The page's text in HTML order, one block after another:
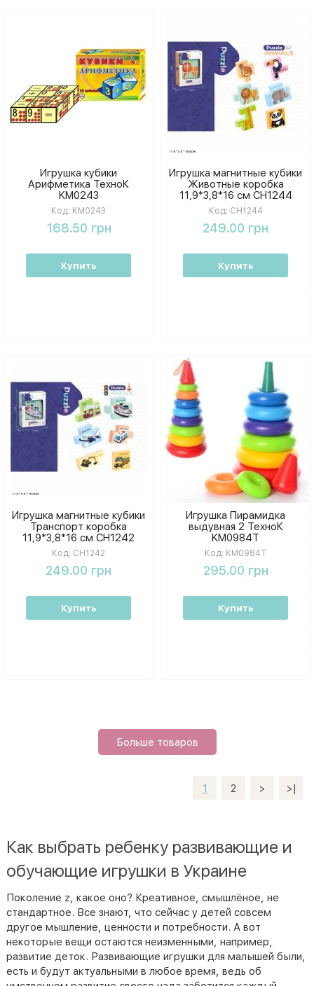
Игрушка кубики
Арифметика ТехноК
KM0243
Код: KM0243
168.50 грн
Купить
Игрушка магнитные кубики
Животные коробка
11,9*3,8*16 см CH1244
Код: CH1244
249.00 грн
Купить
Игрушка магнитные кубики
Транспорт коробка
11,9*3,8*16 см CH1242
Код: CH1242
249.00 грн
Купить
Игрушка Пирамидка
выдувная 2 ТехноК
KM0984T
Код: KM0984T
295.00 грн
Купить
Больше товаров
1 2 > >|
Как выбрать ребенку развивающие и
обучающие игрушки в Украине
Поколение z, какое оно? Креативное, смышлёное, не
стандартное. Все знают, что сейчас у детей совсем
другое мышление, ценности и потребности. А вот
некоторые вещи остаются неизменными, например,
развитие деток. Развивающие игрушки для малышей были,
есть и будут актуальными в любое время, ведь об